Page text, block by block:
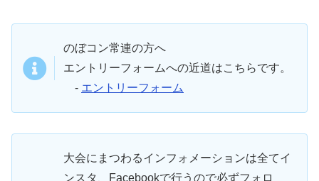
のぼコン常連の方へ
エントリーフォームへの近道はこちらです。
- エントリーフォーム
大会にまつわるインフォメーションは全てイ
ンスタ、Facebookで行うので必ずフォロ